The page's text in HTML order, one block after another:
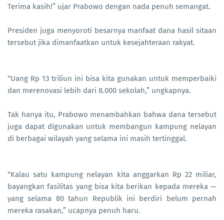
Terima kasih!” ujar Prabowo dengan nada penuh semangat.
Presiden juga menyoroti besarnya manfaat dana hasil sitaan
tersebut jika dimanfaatkan untuk kesejahteraan rakyat.
“Uang Rp 13 triliun ini bisa kita gunakan untuk memperbaiki
dan merenovasi lebih dari 8.000 sekolah,” ungkapnya.
Tak hanya itu, Prabowo menambahkan bahwa dana tersebut
juga dapat digunakan untuk membangun kampung nelayan
di berbagai wilayah yang selama ini masih tertinggal.
“Kalau satu kampung nelayan kita anggarkan Rp 22 miliar,
bayangkan fasilitas yang bisa kita berikan kepada mereka —
yang selama 80 tahun Republik ini berdiri belum pernah
mereka rasakan,” ucapnya penuh haru.